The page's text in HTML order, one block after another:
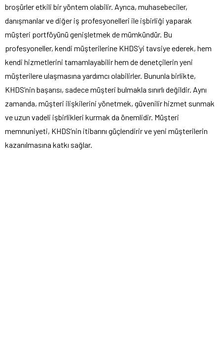
broşürler etkili bir yöntem olabilir. Ayrıca, muhasebeciler,
danışmanlar ve diğer iş profesyonelleri ile işbirliği yaparak
müşteri portföyünü genişletmek de mümkündür. Bu
profesyoneller, kendi müşterilerine KHDS’yi tavsiye ederek, hem
kendi hizmetlerini tamamlayabilir hem de denetçilerin yeni
müşterilere ulaşmasına yardımcı olabilirler. Bununla birlikte,
KHDS’nin başarısı, sadece müşteri bulmakla sınırlı değildir. Aynı
zamanda, müşteri ilişkilerini yönetmek, güvenilir hizmet sunmak
ve uzun vadeli işbirlikleri kurmak da önemlidir. Müşteri
memnuniyeti, KHDS’nin itibarını güçlendirir ve yeni müşterilerin
kazanılmasına katkı sağlar.